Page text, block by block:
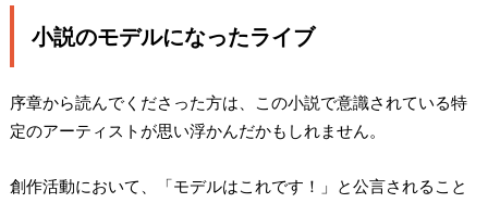
小説のモデルになったライブ
序章から読んでくださった方は、この小説で意識されている特
定のアーティストが思い浮かんだかもしれません。
創作活動において、「モデルはこれです！」と公言されること